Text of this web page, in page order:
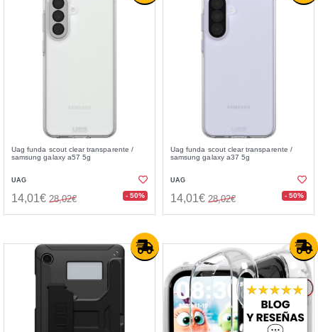
Uag funda scout clear transparente /
samsung galaxy a57 5g
UAG
14,01€ 28,02€ - 50%
Uag funda scout clear transparente /
samsung galaxy a37 5g
UAG
14,01€ 28,02€ - 50%